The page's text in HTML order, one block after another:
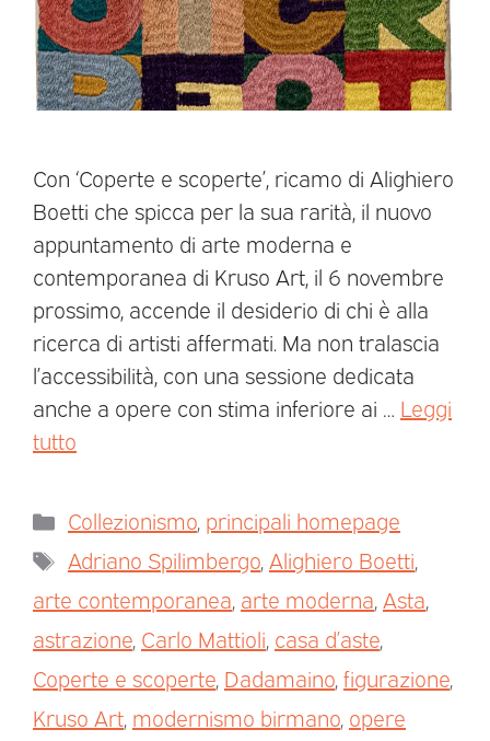
Con ‘Coperte e scoperte’, ricamo di Alighiero
Boetti che spicca per la sua rarità, il nuovo
appuntamento di arte moderna e
contemporanea di Kruso Art, il 6 novembre
prossimo, accende il desiderio di chi è alla
ricerca di artisti affermati. Ma non tralascia
l’accessibilità, con una sessione dedicata
anche a opere con stima inferiore ai … Leggi
tutto
Collezionismo principali homepage
Adriano Spilimbergo Alighiero Boetti
arte contemporanea arte moderna Asta
astrazione Carlo Mattioli casa d’aste
Coperte e scoperte Dadamaino figurazione
Kruso Art modernismo birmano opere